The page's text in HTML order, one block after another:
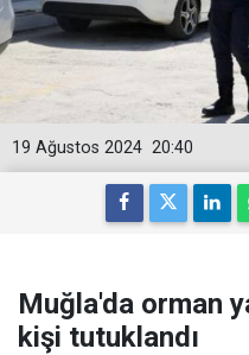
20:40
19 Ağustos 2024
Muğla'da orman
kişi tutuklandı